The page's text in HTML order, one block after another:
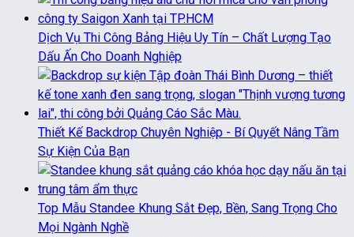
Dịch Vụ Thi Công Bảng Hiệu Uy Tín – Chất Lượng Tạo
Dấu Ấn Cho Doanh Nghiệp
Thiết Kế Backdrop Chuyên Nghiệp - Bí Quyết Nâng Tầm
Sự Kiện Của Bạn
Top Mẫu Standee Khung Sắt Đẹp, Bền, Sang Trọng Cho
Mọi Ngành Nghề